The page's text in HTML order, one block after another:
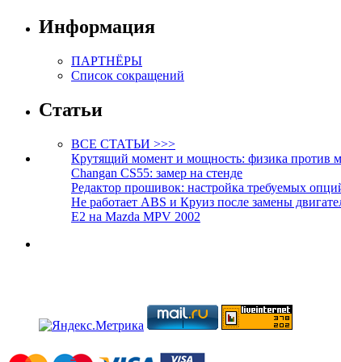
Информация
ПАРТНЁРЫ
Список сокращений
Статьи
ВСЕ СТАТЬИ >>>
Крутящий момент и мощность: физика против
Changan CS55: замер на стенде
Редактор прошивок: настройка требуемых
Не работает ABS и Круиз после замены
E2 на Mazda MPV 2002